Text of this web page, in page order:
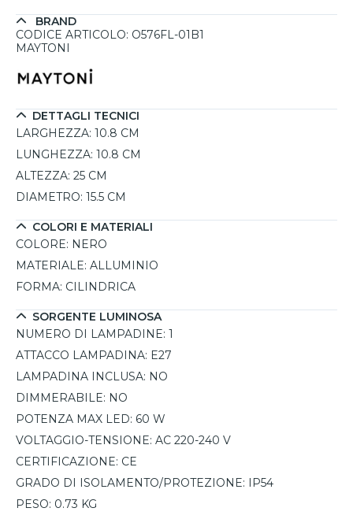
trasparente con riflettori interni, garantisce una diffusione
omogenea e ben direzionata della luce. Resistente agli
lampadina E27 fino a 60W (non inclusa), risultando adatto
forma cilindrica lo rende facilmente integrabile in qualsiasi
contesto architettonico.
BRAND
CODICE ARTICOLO: O576FL-01B1
MAYTONI
DETTAGLI TECNICI
LARGHEZZA: 10.8 CM
LUNGHEZZA: 10.8 CM
ALTEZZA: 25 CM
DIAMETRO: 15.5 CM
COLORI E MATERIALI
COLORE: NERO
MATERIALE: ALLUMINIO
FORMA: CILINDRICA
SORGENTE LUMINOSA
NUMERO DI LAMPADINE: 1
ATTACCO LAMPADINA: E27
LAMPADINA INCLUSA: NO
DIMMERABILE: NO
POTENZA MAX LED: 60 W
VOLTAGGIO-TENSIONE: AC 220-240 V
CERTIFICAZIONE: CE
GRADO DI ISOLAMENTO/PROTEZIONE: IP54
PESO: 0.73 KG